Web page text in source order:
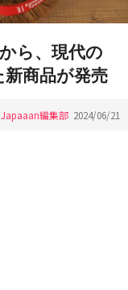
ら、現代の
商品が発売
Japaaan編集部 2024/06/21